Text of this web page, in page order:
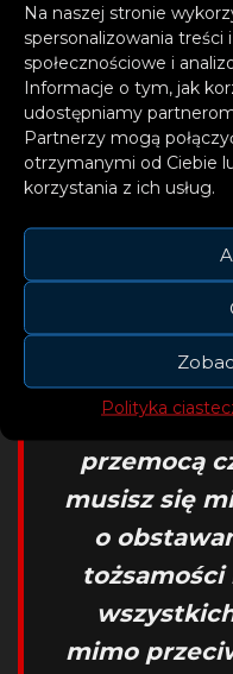
Na naszej stronie
spersonalizowania treści
społecznościowe i
Informacje o tym, jak
udostępniamy
Partnerzy mogą
otrzymanymi od Ciebie
korzystania z ich usług.
Polityka
Bieber, Troye
Cyrus, Benson
się jasne: „Pride”
do bycia w pełni
– „Pride”
odebrał ci
na to, z jak
przemocą
musisz się
o
mimo